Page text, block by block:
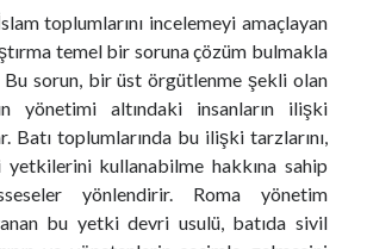
Işığında Ordu Yöresinde Türkleşme Süreci
Nasıl Kopuldu?
Komitacılar
Eşitliği mi?
toplumlarını incelemeyi amaçlayan
temel bir soruna çözüm bulmakla
Bu sorun, bir üst örgütlenme şekli olan
yönetimi altındaki insanların ilişki
Batı toplumlarında bu ilişki tarzlarını,
kullanabilme hakkına sahip
yönlendirir. Roma yönetim
bu yetki devri usulü, batıda sivil